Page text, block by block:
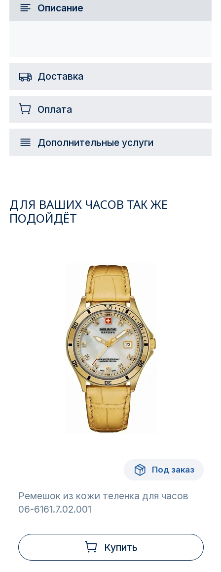
Описание
Доставка
Оплата
Дополнительные услуги
ДЛЯ ВАШИХ ЧАСОВ ТАК ЖЕ
ПОДОЙДЁТ
Под заказ
Ремешок из кожи теленка для часов
06-6161.7.02.001
Купить